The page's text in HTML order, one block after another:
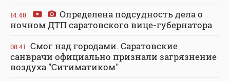
14:48
Определена подсудность дела о
ночном ДТП саратовского вице-губернатора
08:41 Смог над городами. Саратовские
санврачи официально признали загрязнение
воздуха "Ситиматиком"